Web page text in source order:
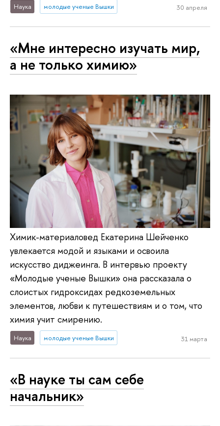
Наука молодые ученые Вышки 30 апреля
«Мне интересно изучать мир,
а не только химию»
Химик-материаловед Екатерина Шейченко
увлекается модой и языками и освоила
искусство диджеинга. В интервью проекту
«Молодые ученые Вышки» она рассказала о
слоистых гидроксидах редкоземельных
элементов, любви к путешествиям и о том, что
химия учит смирению.
Наука молодые ученые Вышки 31 марта
«В науке ты сам себе
начальник»